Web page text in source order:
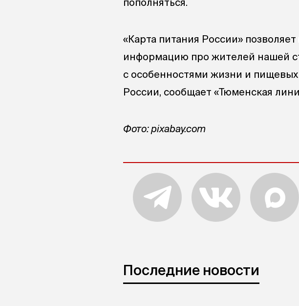
«Карта питания России»
информацию про жителей нашей
с особенностями жизни и
России, сообщает «Тюменская
Фото: pixabay.com
Последние новости